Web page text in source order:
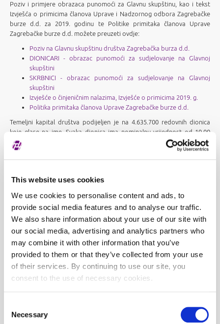
This website uses cookies
We use cookies to personalise content and ads, to
provide social media features and to analyse our traffic.
We also share information about your use of our site with
our social media, advertising and analytics partners who
may combine it with other information that you’ve
provided to them or that they’ve collected from your use
of their services. By continuing to use our site, you
consent to the use of necessary cookies.
Selection
Necessary
Poziv i primjere obrazaca punomoći za Glavnu skupštinu, kao i tekst
Izvješća o primicima članova Uprave i Nadzornog odbora Zagrebačke
burze d.d. za 2019. godinu te Politike primitaka članova Uprave
Zagrebačke burze d.d. možete preuzeti ovdje:
Poziv na Glavnu skupštinu društva Zagrebačka burza d.d.
DIONICARI - obrazac punomoći za sudjelovanje na Glavnoj
skupštini
SKRBNICI - obrazac punomoći za sudjelovanje na Glavnoj
skupštini
Izvješće o činjeničnim nalazima, Izvješće o primicima 2019. g.
Politika primitaka članova Uprave Zagrebačke burze d.d.
Temeljni kapital društva podijeljen je na 4.635.700 redovnih dionica
koje glase na ime. Svaka dionica ima nominalnu vrijednost od 10,00
kuna. Sve redovne dionice daju imateljima jednaka prava.
Dionice postoje u obliku elektroničkog zapisa na računu vrijednosnih
primjenjujućim propisima, o čemu se dioničaru izdaje odgovarajuća
Svaka dionica daje pravo na jedan glas na Glavnoj skupštini.